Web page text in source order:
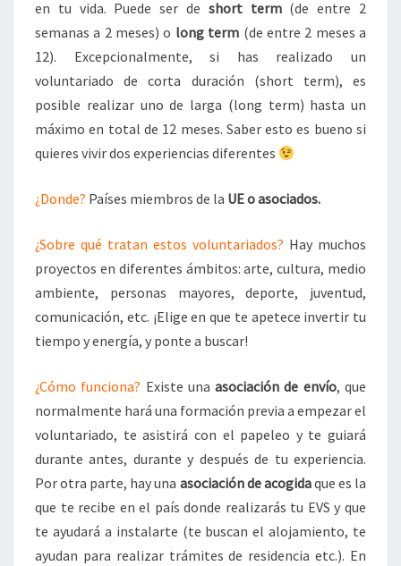
en tu vida. Puede ser de short term(de entre 2
semanas a 2 meses) o long term (de entre 2 meses a
12). Excepcionalmente, si has realizado un
voluntariado de corta duración (short term), es
posible realizar uno de larga (long term) hasta un
máximo en total de 12 meses. Saber esto es bueno si
quieres vivir dos experiencias diferentes
¿Donde? Países miembros de la UE o asociados.
¿Sobre qué tratan estos voluntariados? Hay muchos
proyectos en diferentes ámbitos: arte, cultura, medio
ambiente, personas mayores, deporte, juventud,
comunicación, etc. ¡Elige en que te apetece invertir tu
tiempo y energía, y ponte a buscar!
¿Cómo funciona? Existe unaasociación de envío, que
normalmente hará una formación previa a empezar el
voluntariado, te asistirá con el papeleo y te guiará
durante antes, durante y después de tu experiencia.
Por otra parte, hay una asociación de acogidaque es la
que te recibe en el país donde realizarás tu EVS y que
te ayudará a instalarte (te buscan el alojamiento, te
ayudan para realizar trámites de residencia etc.). En